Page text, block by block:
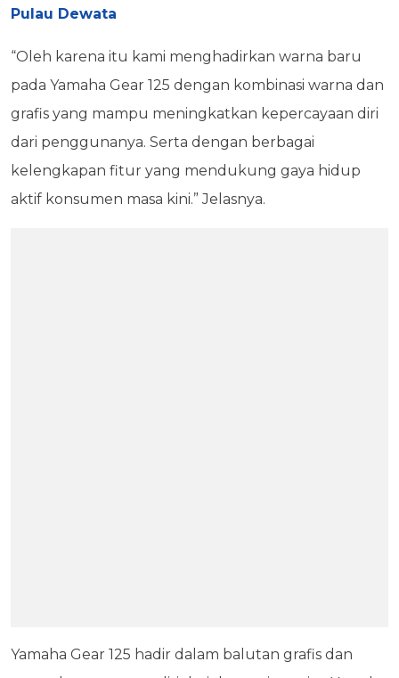
Pulau Dewata
“Oleh karena itu kami menghadirkan warna baru
pada Yamaha Gear 125 dengan kombinasi warna dan
grafis yang mampu meningkatkan kepercayaan diri
dari penggunanya. Serta dengan berbagai
kelengkapan fitur yang mendukung gaya hidup
aktif konsumen masa kini.” Jelasnya.
Yamaha Gear 125 hadir dalam balutan grafis dan